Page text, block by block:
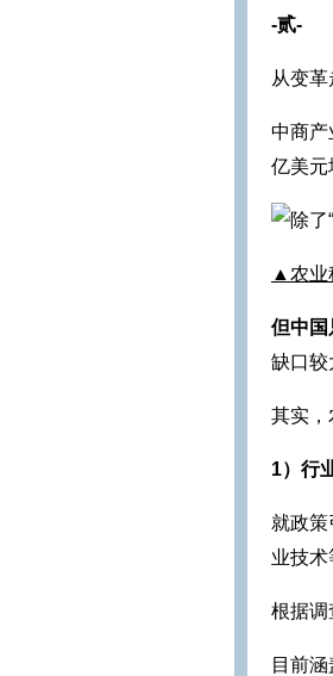
-贰-
从变
中商产
亿美元
▲农业
但中国
缺口较
其实，
1）行
就政
业技术
根据调
目前